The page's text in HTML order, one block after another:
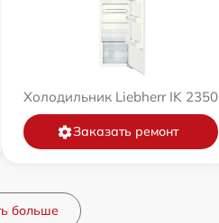
Холодильник Liebherr IK 2350
Заказать ремонт
больше